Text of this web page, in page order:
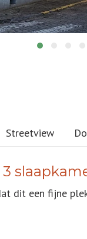
Streetview
dit een fijne